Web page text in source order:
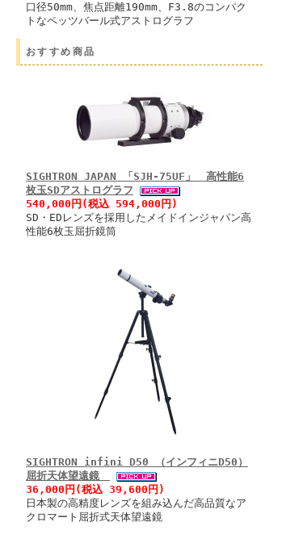
口径50mm、焦点距離190mm、F3.8のコンパク
トなペッツバール式アストログラフ
おすすめ商品
SIGHTRON JAPAN 「SJH-75UF」 高性能6
枚玉SDアストログラフ
540,000円(税込 594,000円)
SD・EDレンズを採用したメイドインジャパン高
性能6枚玉屈折鏡筒
SIGHTRON infini D50 （インフィニD50）
屈折天体望遠鏡
36,000円(税込 39,600円)
日本製の高精度レンズを組み込んだ高品質なア
クロマート屈折式天体望遠鏡